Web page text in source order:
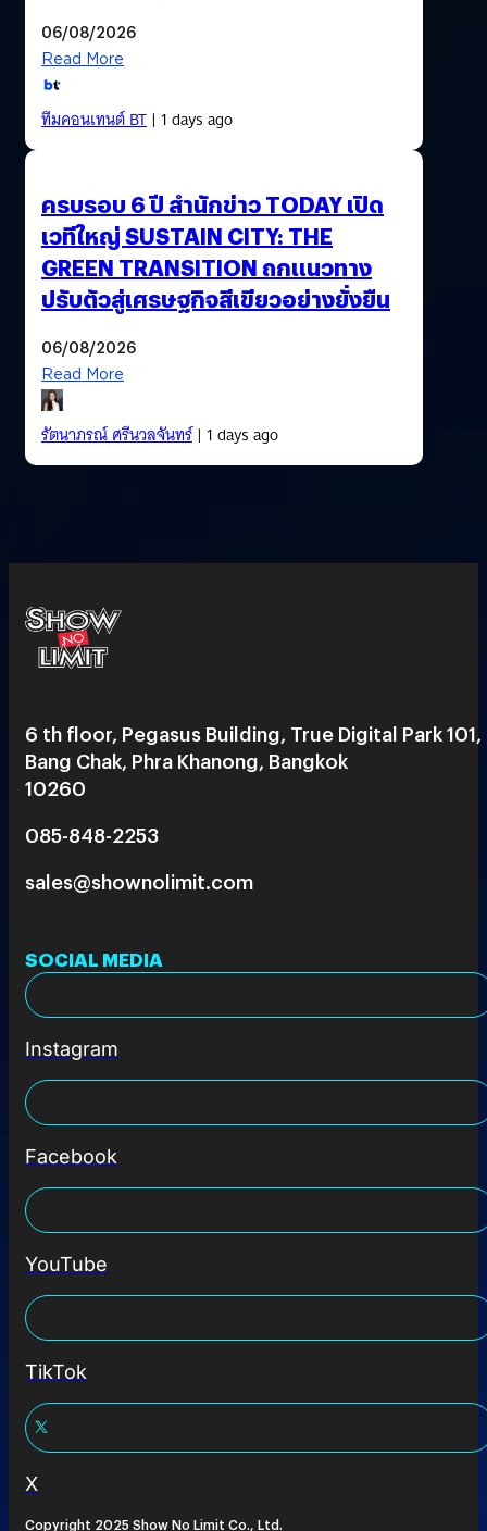
06/08/2026
Read More
ทีมคอนเทนต์ BT| 1 days ago
ครบรอบ 6 ปี สำนักข่าว TODAY เปิด
เวทีใหญ่ SUSTAIN CITY: THE
GREEN TRANSITION ถกแนวทาง
ปรับตัวสู่เศรษฐกิจสีเขียวอย่างยั่งยืน
06/08/2026
Read More
รัตนาภรณ์ ศรีนวลจันทร์| 1 days ago
6 th floor, Pegasus Building, True Digital Park 101,
Bang Chak, Phra Khanong, Bangkok
10260
085-848-2253
sales@shownolimit.com
SOCIAL MEDIA
Instagram
Facebook
YouTube
TikTok
X
Copyright 2025 Show No Limit Co., Ltd.